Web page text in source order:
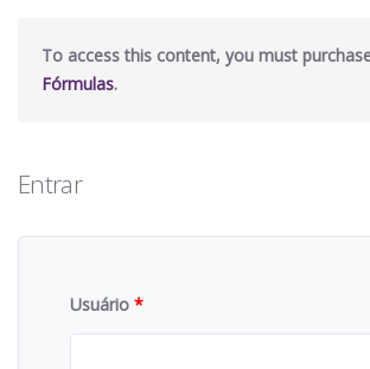
To access this content, you must
Fórmulas.
Entrar
Usuário *